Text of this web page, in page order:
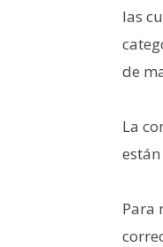
las
de
La
Para